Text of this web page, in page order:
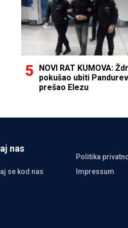
NOVI RAT KUMOVA:
pokušao ubiti
prešao Elezu
nas
Politika
se kod nas
Impressum